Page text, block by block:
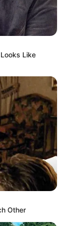
Like
Other